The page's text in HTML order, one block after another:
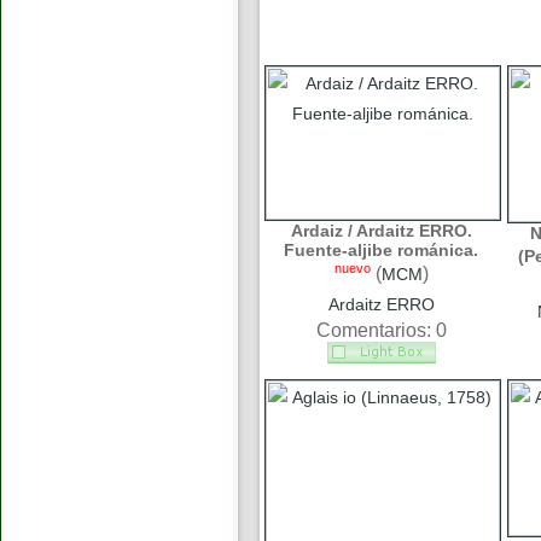
Ardaiz / Ardaitz ERRO.
Fuente-aljibe románica.
nuevo (MCM)
Ardaitz ERRO
Comentarios: 0